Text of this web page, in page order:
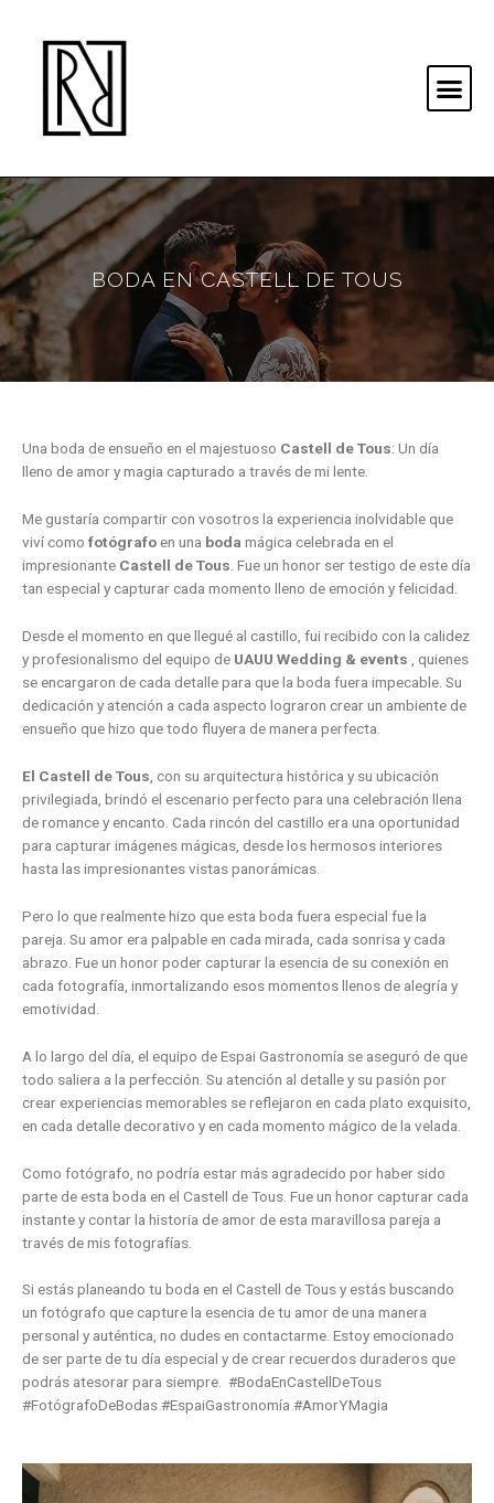
BODA EN CASTELL DE TOUS
Una boda de ensueño en el majestuoso Castell de Tous: Un día
lleno de amor y magia capturado a través de mi lente.
Me gustaría compartir con vosotros la experiencia inolvidable que
viví como fotógrafoen una boda mágica celebrada en el
impresionante Castell de Tous. Fue un honor ser testigo de este día
tan especial y capturar cada momento lleno de emoción y felicidad.
Desde el momento en que llegué al castillo, fui recibido con la calidez
y profesionalismo del equipo de UAUU Wedding & events
, quienes
se encargaron de cada detalle para que la boda fuera impecable. Su
dedicación y atención a cada aspecto lograron crear un ambiente de
ensueño que hizo que todo fluyera de manera perfecta.
El Castell de Tous , con su arquitectura histórica y su ubicación
privilegiada, brindó el escenario perfecto para una celebración llena
de romance y encanto. Cada rincón del castillo era una oportunidad
para capturar imágenes mágicas, desde los hermosos interiores
hasta las impresionantes vistas panorámicas.
Pero lo que realmente hizo que esta boda fuera especial fue la
pareja. Su amor era palpable en cada mirada, cada sonrisa y cada
abrazo. Fue un honor poder capturar la esencia de su conexión en
cada fotografía, inmortalizando esos momentos llenos de alegría y
emotividad.
A lo largo del día, el equipo de Espai Gastronomía se aseguró de que
todo saliera a la perfección. Su atención al detalle y su pasión por
crear experiencias memorables se reflejaron en cada plato exquisito,
en cada detalle decorativo y en cada momento mágico de la velada.
Como fotógrafo, no podría estar más agradecido por haber sido
parte de esta boda en el Castell de Tous. Fue un honor capturar cada
instante y contar la historia de amor de esta maravillosa pareja a
través de mis fotografías.
Si estás planeando tu boda en el Castell de Tous y estás buscando
un fotógrafo que capture la esencia de tu amor de una manera
personal y auténtica, no dudes en contactarme. Estoy emocionado
de ser parte de tu día especial y de crear recuerdos duraderos que
podrás atesorar para siempre. #BodaEnCastellDeTous
#FotógrafoDeBodas #EspaiGastronomía #AmorYMagia